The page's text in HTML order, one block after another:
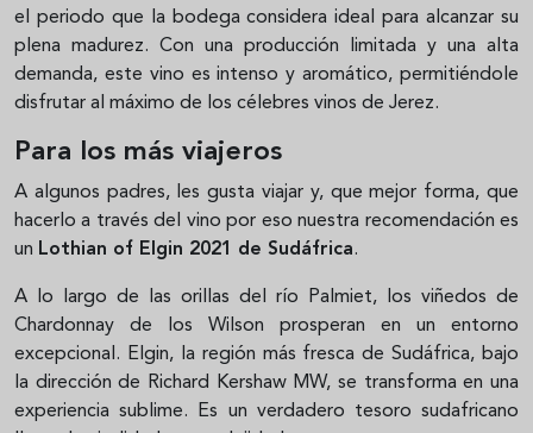
el periodo que la bodega considera ideal para alcanzar su
plena madurez. Con una producción limitada y una alta
demanda, este vino es intenso y aromático, permitiéndole
disfrutar al máximo de los célebres vinos de Jerez.
Para los más viajeros
A algunos padres, les gusta viajar y, que mejor forma, que
hacerlo a través del vino por eso nuestra recomendación es
un Lothian of Elgin 2021 de Sudáfrica.
A lo largo de las orillas del río Palmiet, los viñedos de
Chardonnay de los Wilson prosperan en un entorno
excepcional. Elgin, la región más fresca de Sudáfrica, bajo
la dirección de Richard Kershaw MW, se transforma en una
experiencia sublime. Es un verdadero tesoro sudafricano